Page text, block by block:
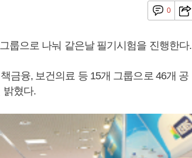
0
룹으로 나눠 같은날 필기시험을 진행한다.
금융, 보건의료 등 15개 그룹으로 46개 공
밝혔다.